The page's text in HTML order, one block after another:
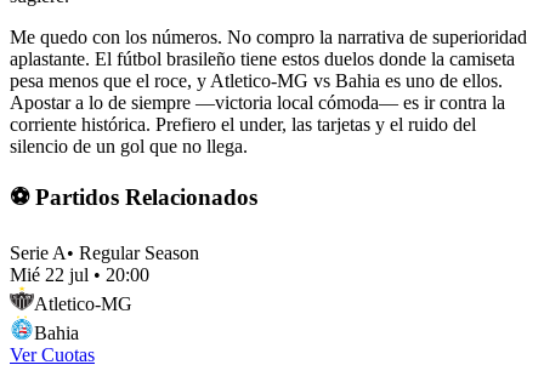
Me quedo con los números. No compro la narrativa de superioridad
aplastante. El fútbol brasileño tiene estos duelos donde la camiseta
pesa menos que el roce, y Atletico-MG vs Bahia es uno de ellos.
Apostar a lo de siempre —victoria local cómoda— es ir contra la
corriente histórica. Prefiero el under, las tarjetas y el ruido del
silencio de un gol que no llega.
⚽ Partidos Relacionados
Serie A• Regular Season
Mié 22 jul • 20:00
Atletico-MG
Bahia
Ver Cuotas